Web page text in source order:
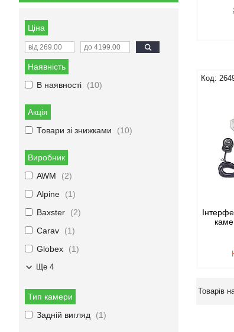
Ціна
Наявність
В наявності
10
Акція
Товари зі знижками
10
Виробник
AWM
2
Alpine
1
Baxster
2
Carav
1
Globex
1
Ще 4
Тип камери
Задній вигляд
1